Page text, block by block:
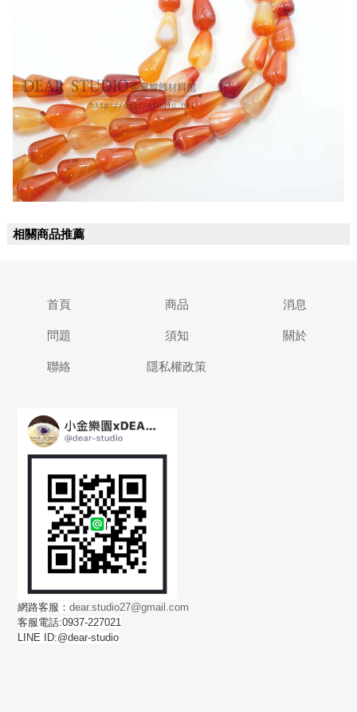
相關商品推薦
首頁 商品 消息
問題 須知 關於
聯絡 隱私權政策
網路客服：dear.studio27@gmail.com
客服電話:0937-227021
LINE ID:@dear-studio